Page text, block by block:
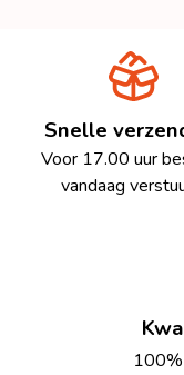
Snelle
Voor 17.00 uur
vandaag